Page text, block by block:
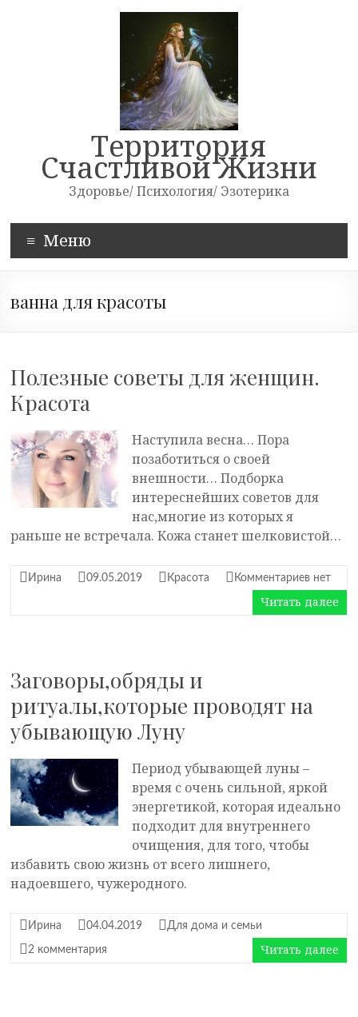
Территория
Счастливой Жизни
Здоровье/ Психология/ Эзотерика
Меню
ванна для красоты
Полезные советы для женщин.
Красота
Наступила весна… Пора
позаботиться о своей
внешности… Подборка
интереснейших советов для
нас,многие из которых я
раньше не встречала. Кожа станет шелковистой…
Ирина 09.05.2019 Красота Комментариев нет
Читать далее
Заговоры,обряды и
ритуалы,которые проводят на
убывающую Луну
Период убывающей луны –
время с очень сильной, яркой
энергетикой, которая идеально
подходит для внутреннего
очищения, для того, чтобы
избавить свою жизнь от всего лишнего,
надоевшего, чужеродного.
Ирина 04.04.2019 Для дома и семьи
2 комментария Читать далее